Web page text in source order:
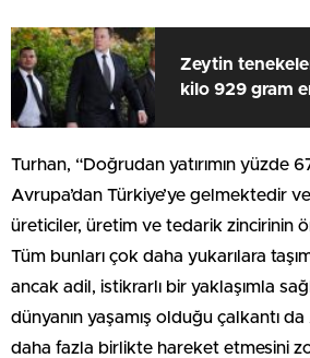
Zeytin
kilo 929 gram
Turhan, “Doğrudan yatırımın yüzde
Avrupa’dan Türkiye’ye gelmektedir
üreticiler, üretim ve tedarik zincirinin
Tüm bunları çok daha yukarılara
ancak adil, istikrarlı bir yaklaşımla
dünyanın yaşamış olduğu çalkantı da
daha fazla birlikte hareket etmesini